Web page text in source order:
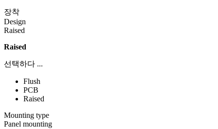
장착
Design
Raised
Raised
선택하다 ...
Flush
PCB
Raised
Mounting type
Panel mounting